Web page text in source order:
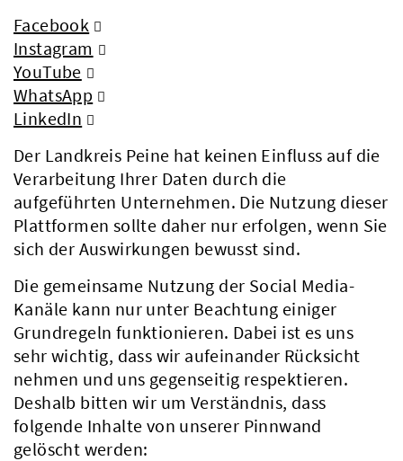
Facebook
Instagram
YouTube
WhatsApp
LinkedIn
Der Landkreis Peine hat keinen Einfluss auf die
Verarbeitung Ihrer Daten durch die
aufgeführten Unternehmen. Die Nutzung dieser
Plattformen sollte daher nur erfolgen, wenn Sie
sich der Auswirkungen bewusst sind.
Die gemeinsame Nutzung der Social Media-
Kanäle kann nur unter Beachtung einiger
Grundregeln funktionieren. Dabei ist es uns
sehr wichtig, dass wir aufeinander Rücksicht
nehmen und uns gegenseitig respektieren.
Deshalb bitten wir um Verständnis, dass
folgende Inhalte von unserer Pinnwand
gelöscht werden: